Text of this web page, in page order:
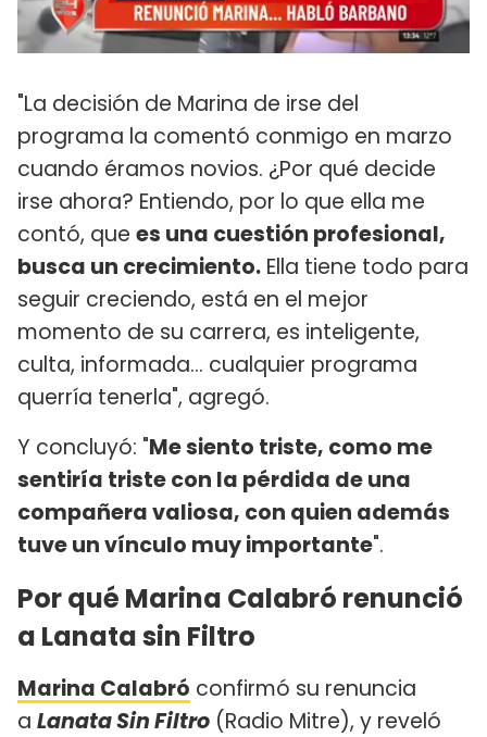
"La decisión de Marina de irse del
programa la comentó conmigo en marzo
cuando éramos novios. ¿Por qué decide
irse ahora? Entiendo, por lo que ella me
contó, que es una cuestión profesional,
busca un crecimiento. Ella tiene todo para
seguir creciendo, está en el mejor
momento de su carrera, es inteligente,
culta, informada... cualquier programa
querría tenerla", agregó.
Y concluyó: "Me siento triste, como me
sentiría triste con la pérdida de una
compañera valiosa, con quien además
tuve un vínculo muy importante".
Por qué Marina Calabró renunció
a Lanata sin Filtro
Marina Calabró confirmó su renuncia
a Lanata Sin Filtro (Radio Mitre), y reveló